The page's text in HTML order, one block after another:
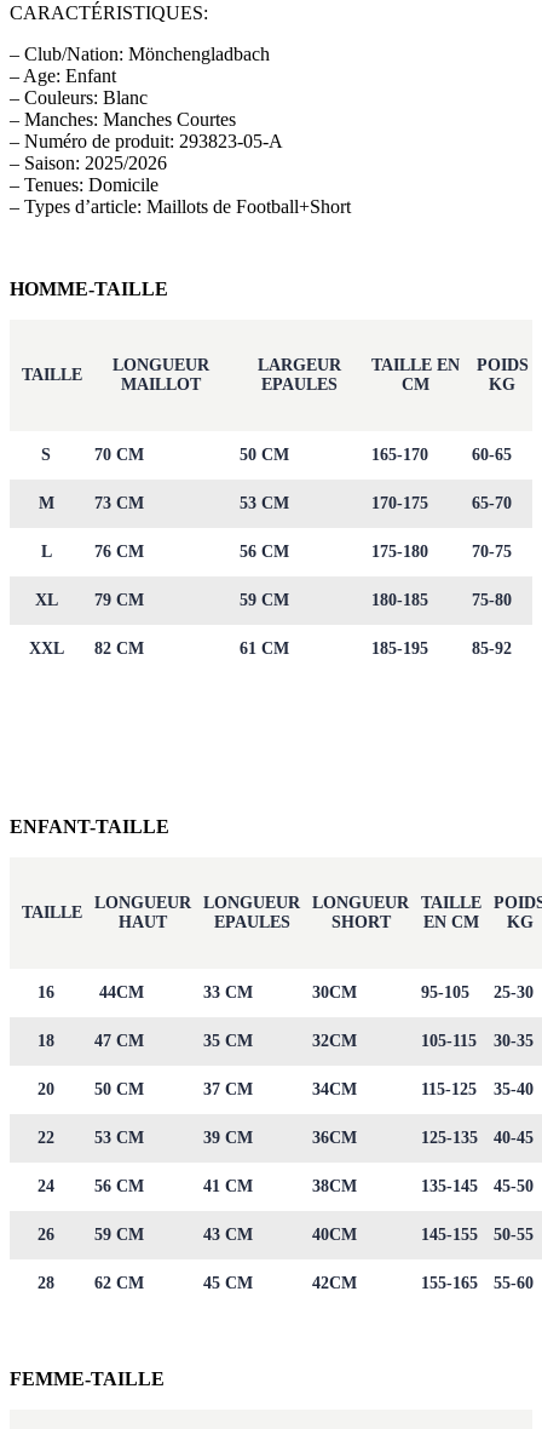
CARACTÉRISTIQUES:
– Club/Nation: Mönchengladbach
– Age: Enfant
– Couleurs: Blanc
– Manches: Manches Courtes
– Numéro de produit: 293823-05-A
– Saison: 2025/2026
– Tenues: Domicile
– Types d’article: Maillots de Football+Short
HOMME-TAILLE
TAILLE
LONGUEUR
MAILLOT
LARGEUR
EPAULES
TAILLE EN
CM
POIDS
KG
S 70 CM 50 CM 165-170 60-65
M 73 CM 53 CM 170-175 65-70
L 76 CM 56 CM 175-180 70-75
XL 79 CM 59 CM 180-185 75-80
XXL 82 CM 61 CM 185-195 85-92
ENFANT-TAILLE
TAILLE
LONGUEUR
HAUT
LONGUEUR
EPAULES
LONGUEUR
SHORT
TAILLE
EN CM
KG
16 44CM 33 CM 30CM 95-105 25-30
18 47 CM 35 CM 32CM 105-115 30-35
20 50 CM 37 CM 34CM 115-125 35-40
22 53 CM 39 CM 36CM 125-135 40-45
24 56 CM 41 CM 38CM 135-145 45-50
26 59 CM 43 CM 40CM 145-155 50-55
28 62 CM 45 CM 42CM 155-165 55-60
FEMME-TAILLE